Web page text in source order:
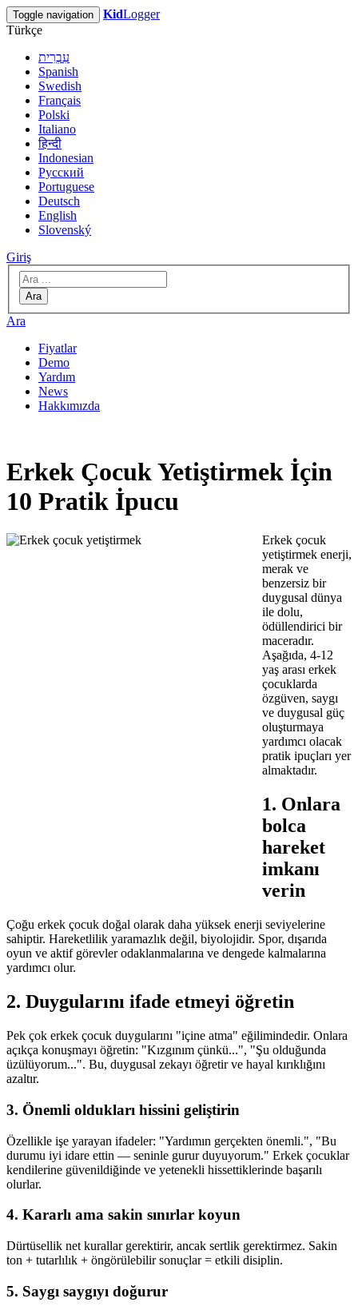
Toggle navigation KidLogger
Türkçe
עִבְרִית
Spanish
Swedish
Français
Polski
Italiano
हिन्दी
Indonesian
Русский
Portuguese
Deutsch
English
Slovenský
Giriş
Ara
Ara
Fiyatlar
Demo
Yardım
News
Hakkımızda
Erkek Çocuk Yetiştirmek İçin
10 Pratik İpucu
Erkek çocuk
yetiştirmek enerji,
merak ve
benzersiz bir
duygusal dünya
ile dolu,
ödüllendirici bir
maceradır.
Aşağıda, 4-12
yaş arası erkek
çocuklarda
özgüven, saygı
ve duygusal güç
oluşturmaya
yardımcı olacak
pratik ipuçları yer
almaktadır.
1. Onlara
bolca
hareket
imkanı
verin
Çoğu erkek çocuk doğal olarak daha yüksek enerji seviyelerine
sahiptir. Hareketlilik yaramazlık değil, biyolojidir. Spor, dışarıda
oyun ve aktif görevler odaklanmalarına ve dengede kalmalarına
yardımcı olur.
2. Duygularını ifade etmeyi öğretin
Pek çok erkek çocuk duygularını "içine atma" eğilimindedir. Onlara
açıkça konuşmayı öğretin: "Kızgınım çünkü...", "Şu olduğunda
üzülüyorum...". Bu, duygusal zekayı öğretir ve hayal kırıklığını
azaltır.
3. Önemli oldukları hissini geliştirin
Özellikle işe yarayan ifadeler: "Yardımın gerçekten önemli.", "Bu
durumu iyi idare ettin — seninle gurur duyuyorum." Erkek çocuklar
kendilerine güvenildiğinde ve yetenekli hissettiklerinde başarılı
olurlar.
4. Kararlı ama sakin sınırlar koyun
Dürtüsellik net kurallar gerektirir, ancak sertlik gerektirmez. Sakin
ton + tutarlılık + öngörülebilir sonuçlar = etkili disiplin.
5. Saygı saygıyı doğurur